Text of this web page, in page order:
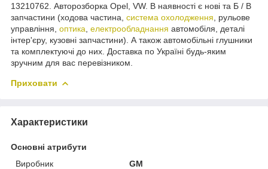
13210762. Авторозборка Opel, VW. В наявності є нові та Б / В
запчастини (ходова частина, система охолодження , рульове
управління, оптика електрообладнання автомобіля, деталі
інтер'єру, кузовні запчастини). А також автомобільні глушники
та комплектуючі до них. Доставка по Україні будь-яким
зручним для вас перевізником.
Приховати
Характеристики
Основні атрибути
Виробник
GM